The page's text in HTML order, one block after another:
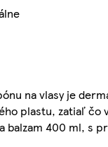
na vlasy je
plastu, zatiaľ čo
balzam 400 ml, s